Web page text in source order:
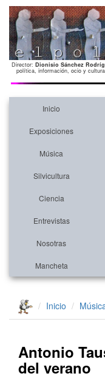
Director: Dionisio Sánchez
política, información, ocio y
Inicio
Exposiciones
Música
Silvicultura
Ciencia
Entrevistas
Nosotras
Mancheta
Inicio
Antonio
del verano